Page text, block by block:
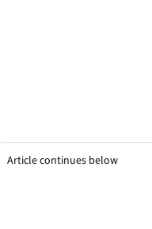
Article continues below